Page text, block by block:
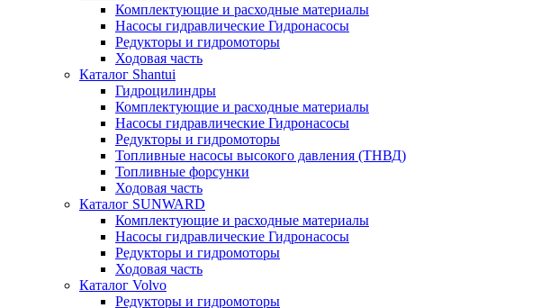
Комплектующие и расходные материалы
Насосы гидравлические Гидронасосы
Редукторы и гидромоторы
Ходовая часть
Каталог Shantui
Гидроцилиндры
Комплектующие и расходные материалы
Насосы гидравлические Гидронасосы
Редукторы и гидромоторы
Топливные насосы высокого давления (ТНВД)
Топливные форсунки
Ходовая часть
Каталог SUNWARD
Комплектующие и расходные материалы
Насосы гидравлические Гидронасосы
Редукторы и гидромоторы
Ходовая часть
Каталог Volvo
Редукторы и гидромоторы